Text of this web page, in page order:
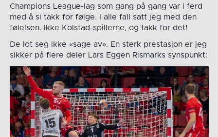
Champions League-lag som gang på gang var i ferd
med å si takk for følge. I alle fall satt jeg med den
følelsen. Ikke Kolstad-spillerne, og takk for det!
De lot seg ikke «sage av». En sterk prestasjon er jeg
sikker på flere deler Lars Eggen Rismarks synspunkt: